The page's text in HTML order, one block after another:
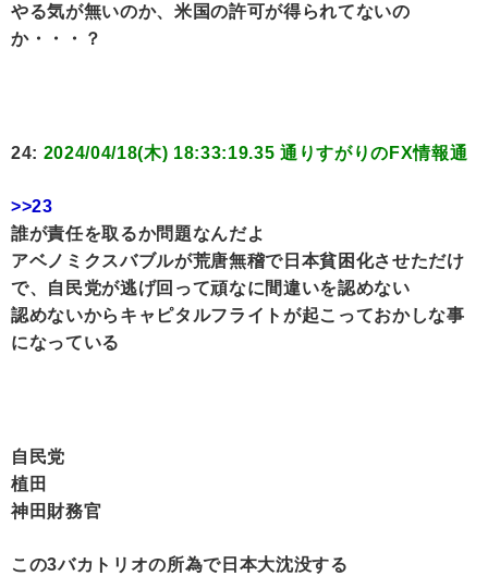
やる気が無いのか、米国の許可が得られてないの
か・・・？
24: 2024/04/18(木) 18:33:19.35 通りすがりのFX情報通
>>23
誰が責任を取るか問題なんだよ
アベノミクスバブルが荒唐無稽で日本貧困化させただけ
で、自民党が逃げ回って頑なに間違いを認めない
認めないからキャピタルフライトが起こっておかしな事
になっている
自民党
植田
神田財務官
この3バカトリオの所為で日本大沈没する